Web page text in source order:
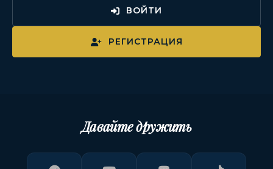
ВОЙТИ
РЕГИСТРАЦИЯ
Давайте дружить